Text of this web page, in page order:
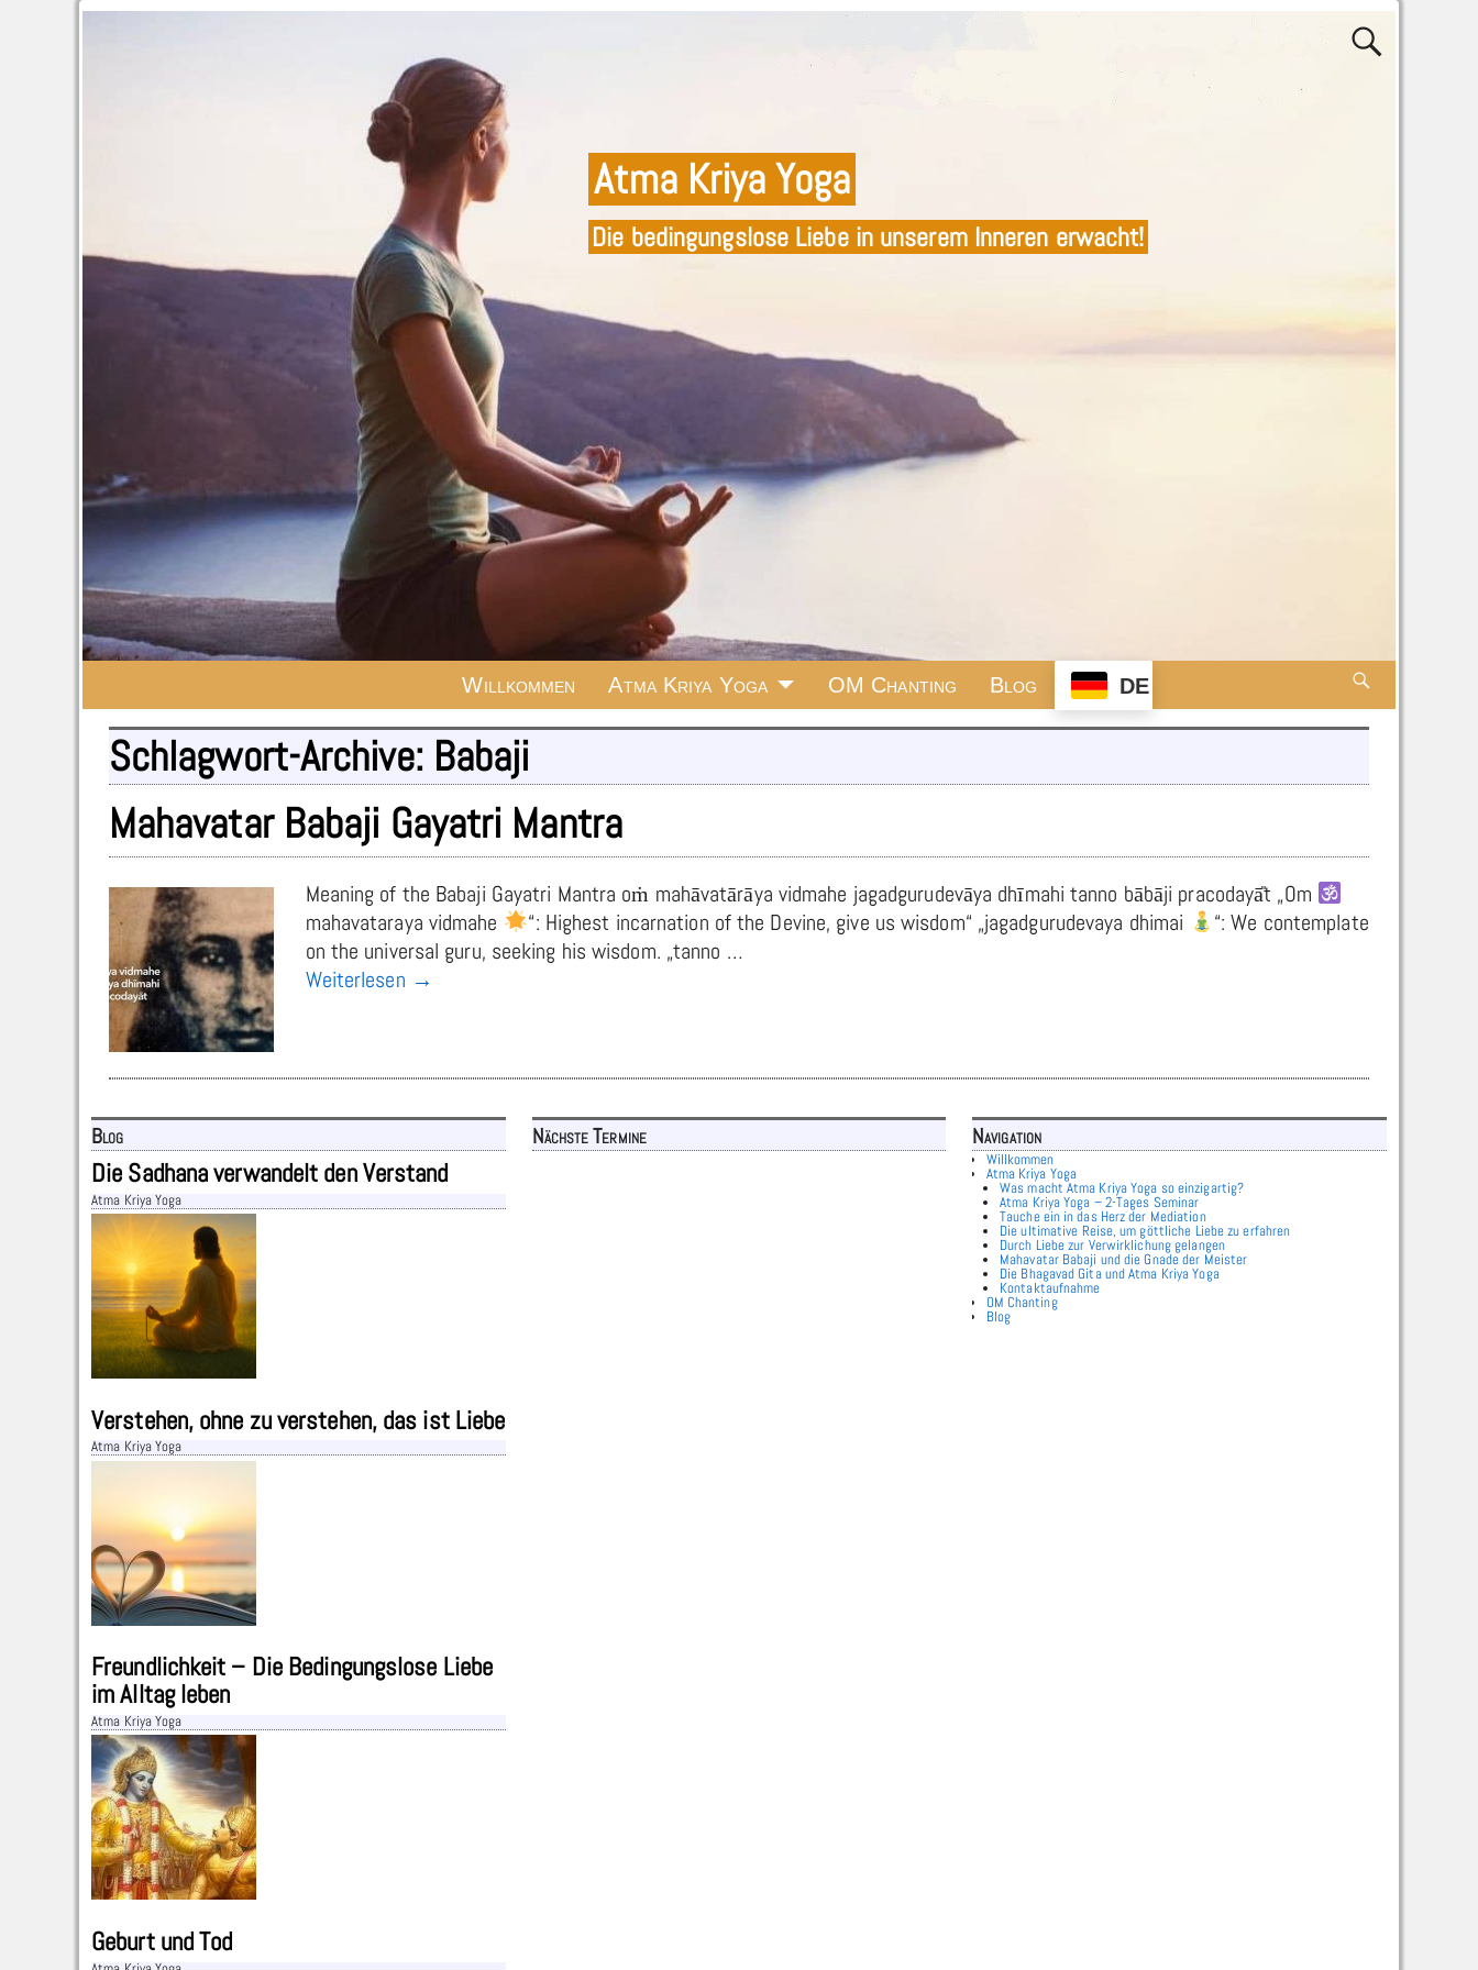
Atma Kriya Yoga
Die bedingungslose Liebe in unserem Inneren erwacht!
Willkommen Atma Kriya Yoga OM Chanting Blog DE
Schlagwort-Archive: Babaji
Mahavatar Babaji Gayatri Mantra
Meaning of the Babaji Gayatri Mantra oṁ mahāvatārāya vidmahe jagadgurudevāya dhīmahi tanno bābāji pracodayā̎t „Om
mahavataraya vidmahe
“: Highest incarnation of the Devine, give us wisdom“ „jagadgurudevaya dhimai
“: We contemplate
on the universal guru, seeking his wisdom. „tanno …
Weiterlesen →
Blog
Die Sadhana verwandelt den Verstand
Atma Kriya Yoga
Verstehen, ohne zu verstehen, das ist Liebe
Atma Kriya Yoga
Freundlichkeit – Die Bedingungslose Liebe
im Alltag leben
Atma Kriya Yoga
Geburt und Tod
Nächste Termine Navigation
Willkommen
Atma Kriya Yoga
Was macht Atma Kriya Yoga so einzigartig?
Atma Kriya Yoga – 2-Tages Seminar
Tauche ein in das Herz der Mediation
Die ultimative Reise, um göttliche Liebe zu erfahren
Durch Liebe zur Verwirklichung gelangen
Mahavatar Babaji und die Gnade der Meister
Die Bhagavad Gita und Atma Kriya Yoga
Kontaktaufnahme
OM Chanting
Blog